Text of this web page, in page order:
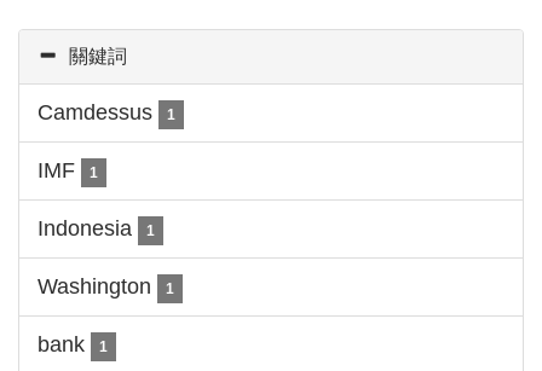
關鍵詞
Camdessus 1
IMF 1
Indonesia 1
Washington 1
bank 1